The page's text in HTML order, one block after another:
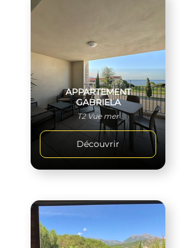
APPARTEMENT
GABRIELA
T2 Vue mer
Découvrir